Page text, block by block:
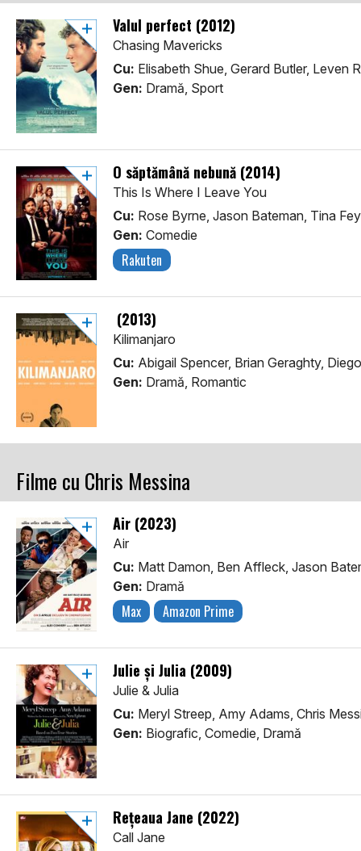
Valul perfect (2012)
Chasing Mavericks
Cu: Elisabeth Shue, Gerard Butler, Leven
Gen: Dramă, Sport
O săptămână nebună (2014)
This Is Where I Leave You
Cu: Rose Byrne, Jason Bateman, Tina Fey
Gen: Comedie
Rakuten
(2013)
Kilimanjaro
Cu: Abigail Spencer, Brian Geraghty,
Gen: Dramă, Romantic
Filme cu Chris Messina
Air (2023)
Air
Cu: Matt Damon, Ben Affleck, Jason
Gen: Dramă
Max Amazon Prime
Julie și Julia (2009)
Julie & Julia
Cu: Meryl Streep, Amy Adams, Chris
Gen: Biografic, Comedie, Dramă
Rețeaua Jane (2022)
Call Jane